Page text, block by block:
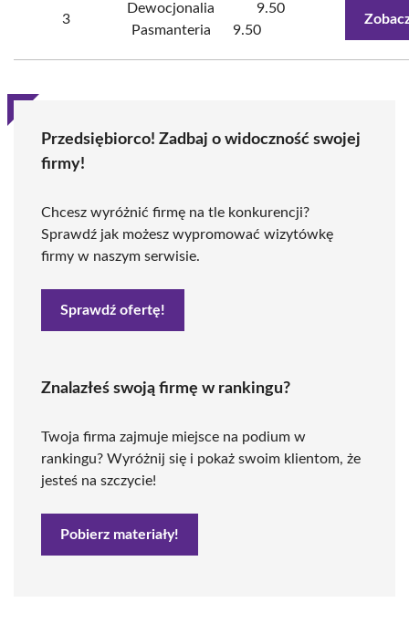
3
Dewocjonalia
Pasmanteria
9.50
9.50
Przedsiębiorco! Zadbaj o widoczność swojej
firmy!
Chcesz wyróżnić firmę na tle konkurencji?
Sprawdź jak możesz wypromować wizytówkę
firmy w naszym serwisie.
Sprawdź ofertę!
Znalazłeś swoją firmę w rankingu?
Twoja firma zajmuje miejsce na podium w
rankingu? Wyróżnij się i pokaż swoim klientom, że
jesteś na szczycie!
Pobierz materiały!